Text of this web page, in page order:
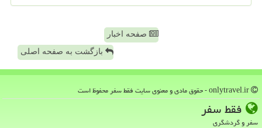
صفحه اخبار
بازگشت به صفحه اصلی
فقط سفر
سفر و گردشگری